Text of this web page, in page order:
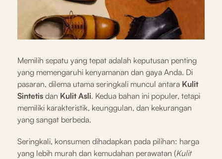
Memilih sepatu yang tepat adalah keputusan penting
yang memengaruhi kenyamanan dan gaya Anda. Di
pasaran, dilema utama seringkali muncul antara Kulit
Sintetis dan Kulit Asli. Kedua bahan ini populer, tetapi
memiliki karakteristik, keunggulan, dan kekurangan
yang sangat berbeda.
Seringkali, konsumen dihadapkan pada pilihan: harga
yang lebih murah dan kemudahan perawatan (Kulit